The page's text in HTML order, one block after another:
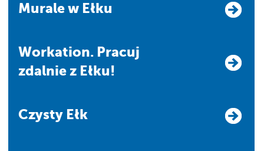
Murale w Ełku
Workation. Pracuj
zdalnie z Ełku!
Czysty Ełk